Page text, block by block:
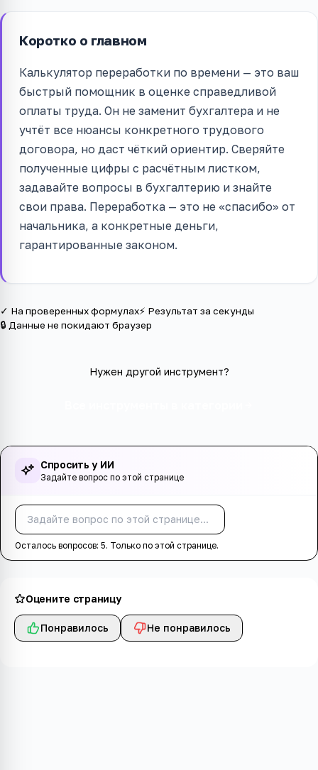
Коротко о главном
Калькулятор переработки по времени — это ваш
быстрый помощник в оценке справедливой
оплаты труда. Он не заменит бухгалтера и не
учтёт все нюансы конкретного трудового
договора, но даст чёткий ориентир. Сверяйте
полученные цифры с расчётным листком,
задавайте вопросы в бухгалтерию и знайте
свои права. Переработка — это не «спасибо» от
начальника, а конкретные деньги,
гарантированные законом.
✓ На проверенных формулах⚡ Результат за секунды
🔒 Данные не покидают браузер
Нужен другой инструмент?
Спросить у ИИ
Задайте вопрос по этой странице
Осталось вопросов: 5. Только по этой странице.
Оцените страницу
Понравилось Не понравилось